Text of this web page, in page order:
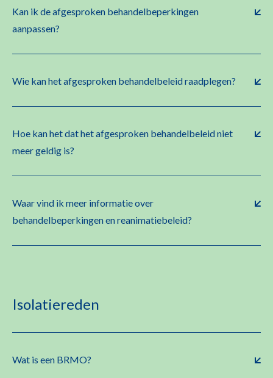
Kan ik de afgesproken behandelbeperkingen
aanpassen?
Wie kan het afgesproken behandelbeleid raadplegen?
Hoe kan het dat het afgesproken behandelbeleid niet
meer geldig is?
Waar vind ik meer informatie over
behandelbeperkingen en reanimatiebeleid?
Isolatiereden
Wat is een BRMO?